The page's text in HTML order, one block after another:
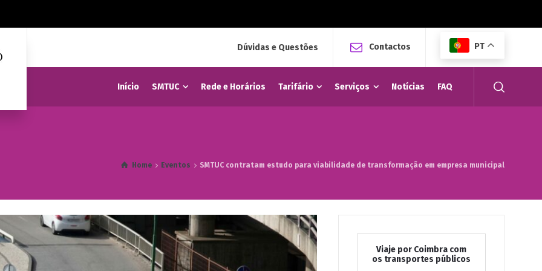
Dúvidas e Questões Contactos PT
Início SMTUC Rede e Horários Tarifário Serviços Notícias FAQ
Home Eventos SMTUC contratam estudo para viabilidade de transformação em empresa municipal
Viaje por Coimbra com
os transportes públicos